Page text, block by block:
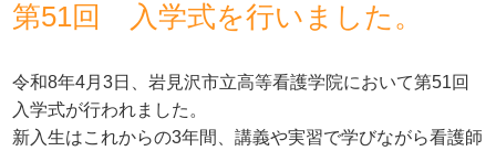
第51回 入学式を行いました。
令和8年4月3日、岩見沢市立高等看護学院において第51回
入学式が行われました。
新入生はこれからの3年間、講義や実習で学びながら看護師